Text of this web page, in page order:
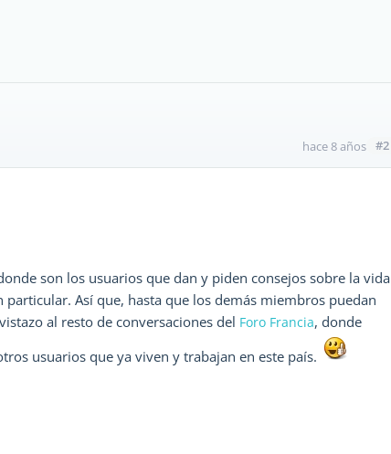
hace 8 años #2
son los usuarios que dan y piden consejos sobre la vida
Así que, hasta que los demás miembros puedan
al resto de conversaciones del Foro Francia, donde
usuarios que ya viven y trabajan en este país.